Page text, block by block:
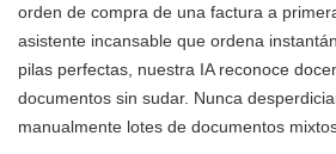
orden de compra de una factura a
asistente incansable que ordena
pilas perfectas, nuestra IA reconoce
documentos sin sudar. Nunca
manualmente lotes de documentos